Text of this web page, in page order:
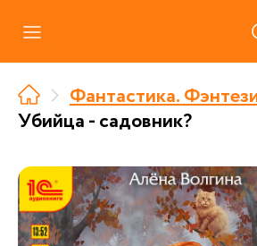
Где купить
О нас
Партнерам
Фантастика.
Убийца - садовник?